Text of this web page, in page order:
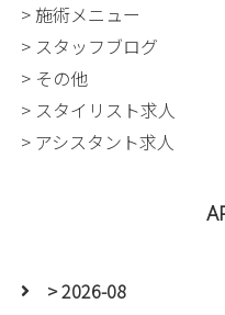
> 施術メニュー
> スタッフブログ
> その他
> スタイリスト求人
> アシスタント求人
> 2026-08